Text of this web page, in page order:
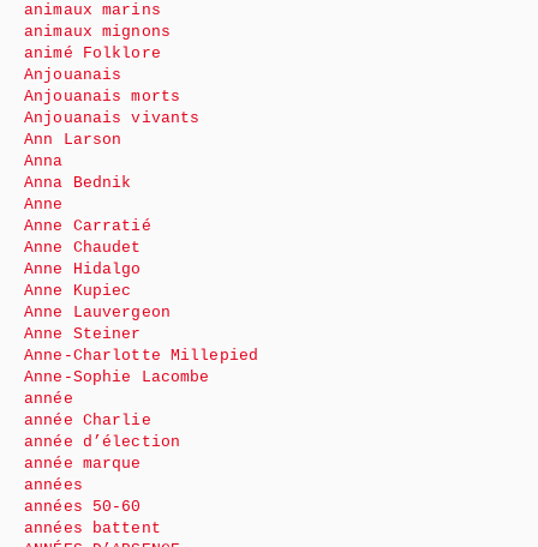
animaux marins
animaux mignons
animé Folklore
Anjouanais
Anjouanais morts
Anjouanais vivants
Ann Larson
Anna
Anna Bednik
Anne
Anne Carratié
Anne Chaudet
Anne Hidalgo
Anne Kupiec
Anne Lauvergeon
Anne Steiner
Anne-Charlotte Millepied
Anne-Sophie Lacombe
année
année Charlie
année d’élection
année marque
années
années 50-60
années battent